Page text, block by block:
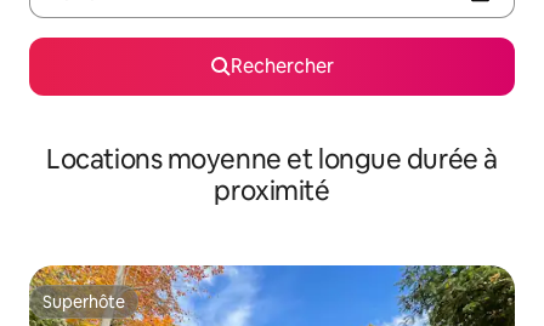
Rechercher
Locations moyenne et longue durée à
proximité
Superhôte
Superhôte